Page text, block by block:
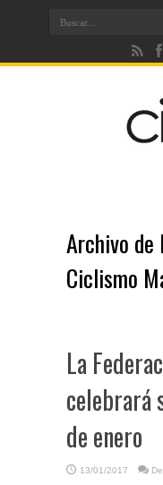
Archivo
Ciclismo
La
celebrará
de enero
13/01/2017